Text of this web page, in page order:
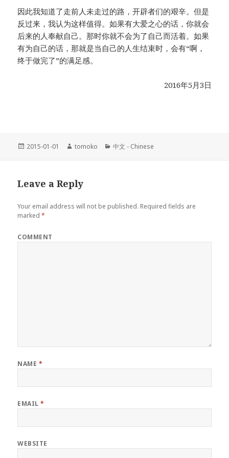
因此我知道了走前人未走过的路，开辟者们的艰辛。但是
反过来，我认为这样值得。如果有大爱之心的话，你就会
后来的人奉献自己。那时你就不会为了自己而活着。如果
有为自己的话，那就是当自己的人生结束时，会有“啊，
终于做完了”的满足感。
2016年5月3日
Posted
2015-01-01 Author
tomoko Categories
中文 - Chinese
Leave a Reply
Your email address will not be published. Required fields are
marked*
COMMENT
NAME *
EMAIL*
WEBSITE